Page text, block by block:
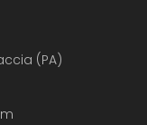
(PA)